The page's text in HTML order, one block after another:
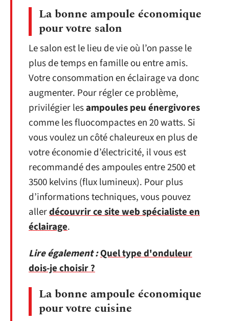
La bonne ampoule économique
pour votre salon
Le salon est le lieu de vie où l’on passe le
plus de temps en famille ou entre amis.
Votre consommation en éclairage va donc
augmenter. Pour régler ce problème,
privilégier lesampoules peu énergivores
comme les fluocompactes en 20 watts. Si
vous voulez un côté chaleureux en plus de
votre économie d’électricité, il vous est
recommandé des ampoules entre 2500 et
3500 kelvins (flux lumineux). Pour plus
d’informations techniques, vous pouvez
allerdécouvrir ce site web spécialiste en
éclairage.
Lire également :Quel type d'onduleur
dois-je choisir ?
La bonne ampoule économique
pour votre cuisine